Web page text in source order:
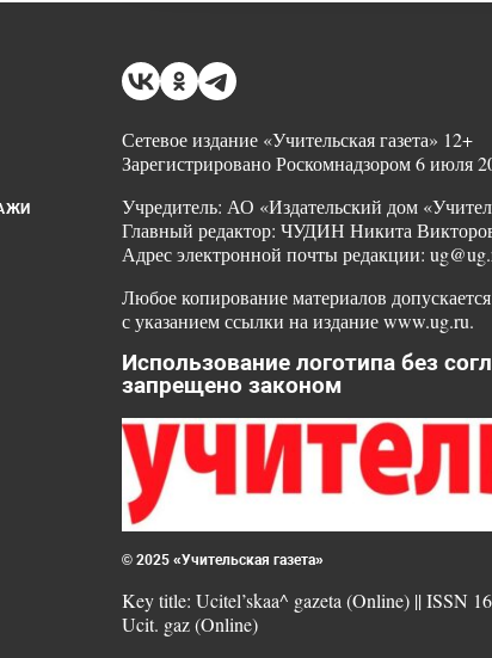
Сетевое издание «Учительская газета» 12+
Зарегистрировано Роскомнадзором 6 июля
Учредитель: АО «Издательский дом
Главный редактор: ЧУДИН Никита
Адрес электронной почты редакции:
Любое копирование материалов
с указанием ссылки на издание www.ug.ru.
Использование логотипа без
запрещено законом
© 2025 «Учительская газета»
Key title: Ucitel’skaa^ gazeta (Online) || ISSN
Ucit. gaz (Online)